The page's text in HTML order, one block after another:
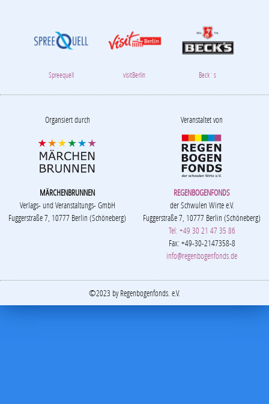
Spreequell visitBerlin Beck´s
Organsiert durch
MÄRCHENBRUNNEN
Verlags- und Veranstaltungs- GmbH
Fuggerstraße 7, 10777 Berlin (Schöneberg)
Veranstaltet von
REGENBOGENFONDS
der Schwulen Wirte e.V.
Fuggerstraße 7, 10777 Berlin (Schöneberg)
Tel: +49 30 21 47 35 86
Fax: +49-30-2147358-8
info@regenbogenfonds.de
©2023 by Regenbogenfonds. e.V.